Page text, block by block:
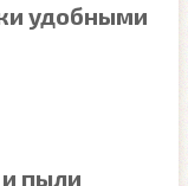
удобными
пыли